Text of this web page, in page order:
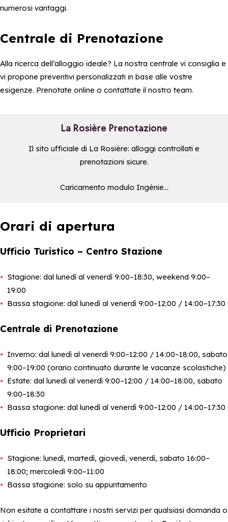
numerosi vantaggi.
Centrale di Prenotazione
Alla ricerca dell’alloggio ideale? La nostra centrale vi consiglia e
vi propone preventivi personalizzati in base alle vostre
esigenze. Prenotate online o contattate il nostro team.
La Rosière Prenotazione
Il sito ufficiale di La Rosière: alloggi controllati e
prenotazioni sicure.
a11y_module_ingenie_texte
Caricamento modulo Ingénie...
Orari di apertura
Ufficio Turistico – Centro Stazione
Stagione: dal lunedì al venerdì 9:00–18:30, weekend 9:00–
19:00
Bassa stagione: dal lunedì al venerdì 9:00–12:00 / 14:00–17:30
Centrale di Prenotazione
Inverno: dal lunedì al venerdì 9:00–12:00 / 14:00–18:00, sabato
9:00–19:00 (orario continuato durante le vacanze scolastiche)
Estate: dal lunedì al venerdì 9:00–12:00 / 14:00–18:00, sabato
9:00–18:30
Bassa stagione: dal lunedì al venerdì 9:00–12:00 / 14:00–17:30
Ufficio Proprietari
Stagione: lunedì, martedì, giovedì, venerdì, sabato 16:00–
18:00; mercoledì 9:00–11:00
Bassa stagione: solo su appuntamento
Non esitate a contattare i nostri servizi per qualsiasi domanda o